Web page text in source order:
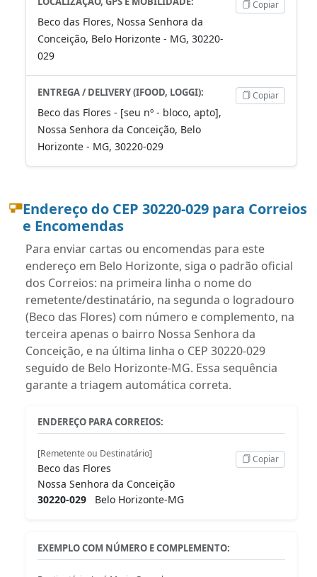
Beco das Flores, Nossa Senhora da
Conceição, Belo Horizonte - MG, 30220-
029
Copiar
ENTREGA / DELIVERY (IFOOD, LOGGI):
Beco das Flores - [seu nº - bloco, apto],
Nossa Senhora da Conceição, Belo
Horizonte - MG, 30220-029
Copiar
Endereço do CEP 30220-029 para Correios
e Encomendas
Para enviar cartas ou encomendas para este
endereço em Belo Horizonte, siga o padrão oficial
dos Correios: na primeira linha o nome do
remetente/destinatário, na segunda o logradouro
(Beco das Flores) com número e complemento, na
terceira apenas o bairro Nossa Senhora da
Conceição, e na última linha o CEP 30220-029
seguido de Belo Horizonte-MG. Essa sequência
garante a triagem automática correta.
ENDEREÇO PARA CORREIOS:
[Remetente ou Destinatário]
Beco das Flores
Nossa Senhora da Conceição
30220-029 Belo Horizonte-MG
Copiar
EXEMPLO COM NÚMERO E COMPLEMENTO: